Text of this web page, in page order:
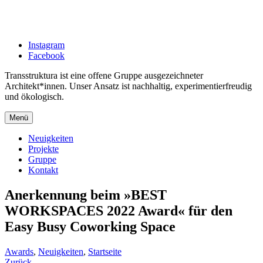
Instagram
Facebook
Transstruktura ist eine offene Gruppe ausgezeichneter
Architekt*innen. Unser Ansatz ist nachhaltig, experimentierfreudig
und ökologisch.
Menü
Neuigkeiten
Projekte
Gruppe
Kontakt
Anerkennung beim »BEST
WORKSPACES 2022 Award« für den
Easy Busy Coworking Space
Natascha
Juli
Awards, Neuigkeiten, Startseite